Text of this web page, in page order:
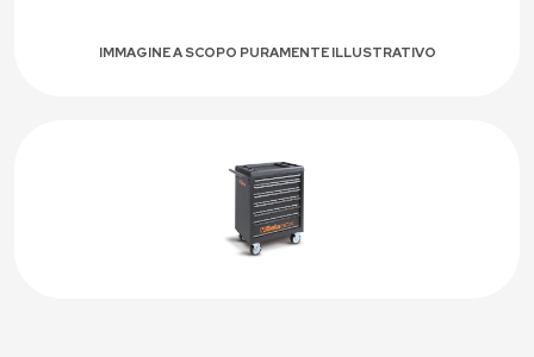
IMMAGINE A SCOPO PURAMENTE ILLUSTRATIVO